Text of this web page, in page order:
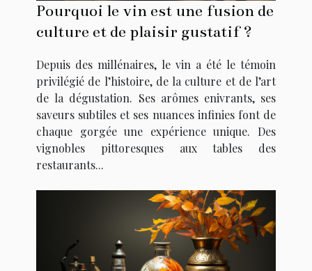
Pourquoi le vin est une fusion de
culture et de plaisir gustatif ?
Depuis des millénaires, le vin a été le témoin
privilégié de l’histoire, de la culture et de l’art
de la dégustation. Ses arômes enivrants, ses
saveurs subtiles et ses nuances infinies font de
chaque gorgée une expérience unique. Des
vignobles pittoresques aux tables des
restaurants...